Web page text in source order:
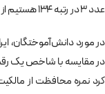
عدد 3 در رتبه 134 هستیم از بین 144 کشور.
در مقایسه با شاخص یک